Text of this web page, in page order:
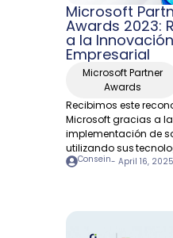
Microsoft
Awards 2023:
a la
Empresarial
Microsoft Partner
Awards
Recibimos este
Microsoft gracias a
implementación de
utilizando sus
Consein- April 16, 2025